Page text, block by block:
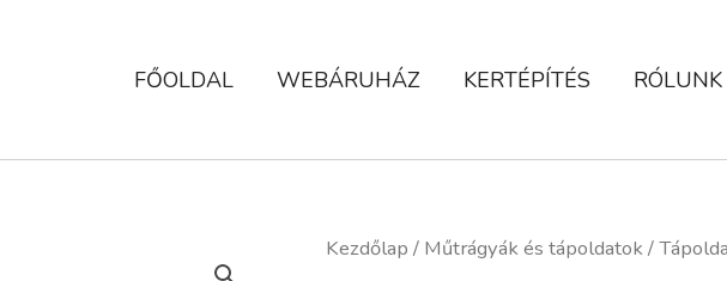
FŐOLDAL WEBÁRUHÁZ KERTÉPÍTÉS RÓLUNK
Kezdőlap / Műtrágyák és tápoldatok /
Tápoldat,